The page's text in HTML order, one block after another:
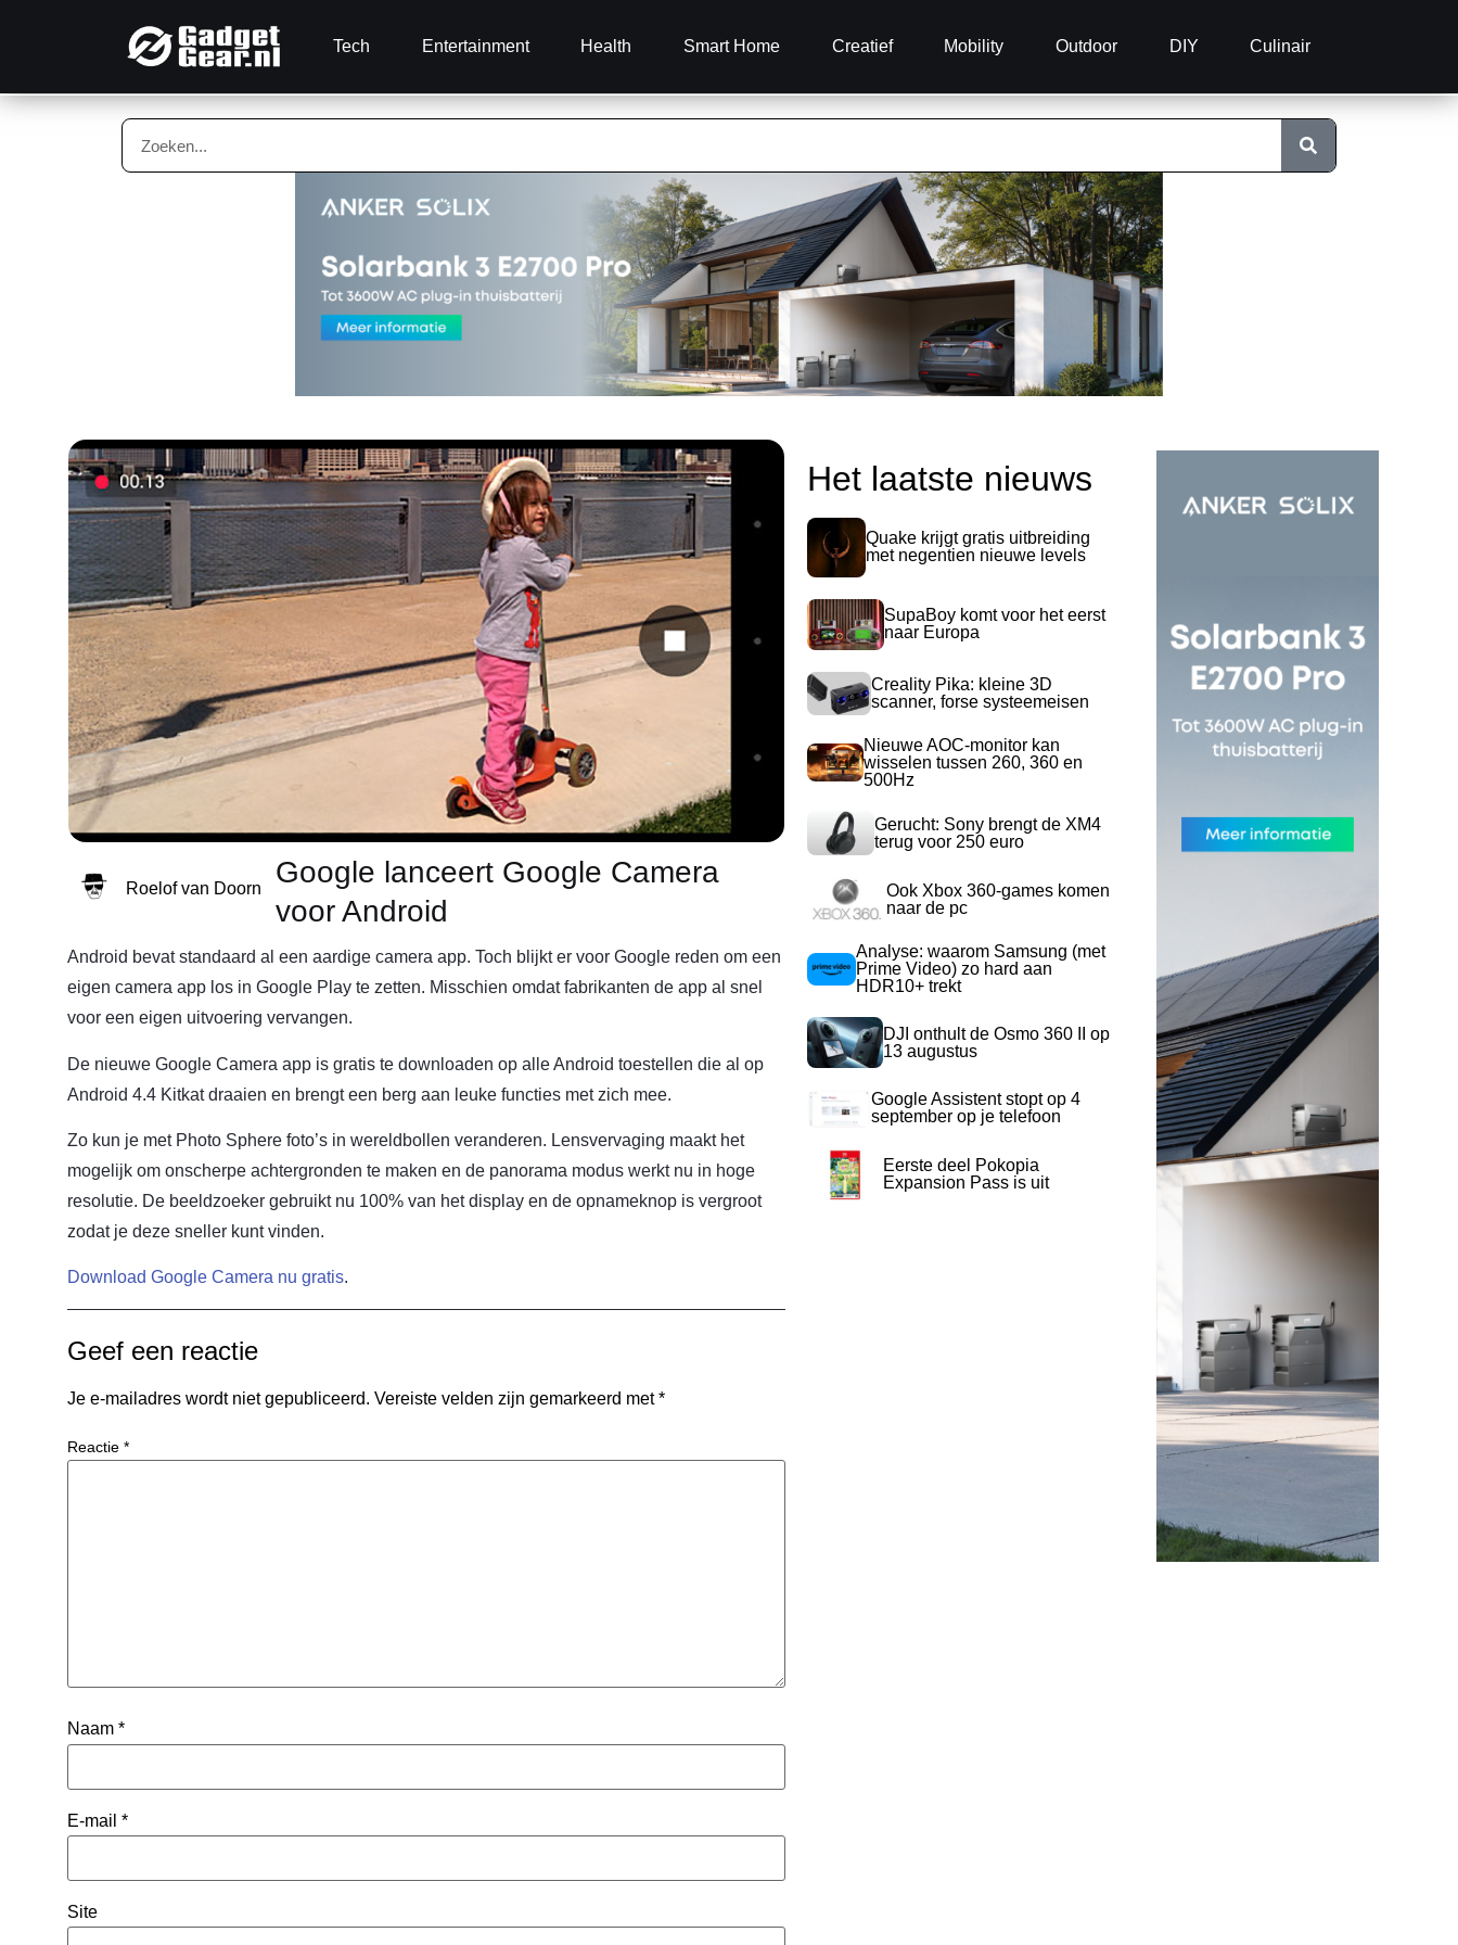
Tech Entertainment Health Smart Home Creatief Mobility Outdoor DIY Culinair
Roelof van Doorn
Google lanceert Google Camera
voor Android
Android bevat standaard al een aardige camera app. Toch blijkt er voor Google reden om een
eigen camera app los in Google Play te zetten. Misschien omdat fabrikanten de app al snel
voor een eigen uitvoering vervangen.
De nieuwe Google Camera app is gratis te downloaden op alle Android toestellen die al op
Android 4.4 Kitkat draaien en brengt een berg aan leuke functies met zich mee.
Zo kun je met Photo Sphere foto’s in wereldbollen veranderen. Lensvervaging maakt het
mogelijk om onscherpe achtergronden te maken en de panorama modus werkt nu in hoge
resolutie. De beeldzoeker gebruikt nu 100% van het display en de opnameknop is vergroot
zodat je deze sneller kunt vinden.
Download Google Camera nu gratis.
Geef een reactie
Je e-mailadres wordt niet gepubliceerd. Vereiste velden zijn gemarkeerd met*
Reactie *
Naam *
E-mail *
Site
Het laatste nieuws
Quake krijgt gratis uitbreiding
met negentien nieuwe levels
SupaBoy komt voor het eerst
naar Europa
Creality Pika: kleine 3D
scanner, forse systeemeisen
Nieuwe AOC-monitor kan
wisselen tussen 260, 360 en
500Hz
Gerucht: Sony brengt de XM4
terug voor 250 euro
Ook Xbox 360-games komen
naar de pc
Analyse: waarom Samsung (met
Prime Video) zo hard aan
HDR10+ trekt
DJI onthult de Osmo 360 II op
13 augustus
Google Assistent stopt op 4
september op je telefoon
Eerste deel Pokopia
Expansion Pass is uit